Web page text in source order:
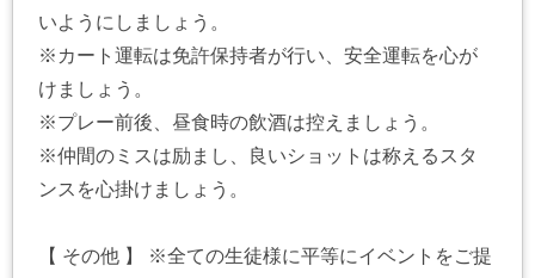
いようにしましょう。
※カート運転は免許保持者が行い、安全運転を心が
けましょう。
※プレー前後、昼食時の飲酒は控えましょう。
※仲間のミスは励まし、良いショットは称えるスタ
ンスを心掛けましょう。
【 その他 】 ※全ての生徒様に平等にイベントをご提